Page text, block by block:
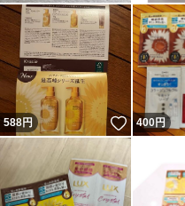
588円 いいね！
400円